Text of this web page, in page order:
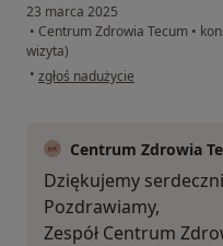
23 marca 2025
• Centrum Zdrowia Tecum •
wizyta)
• w opinii użytkownika Jolanta
zgłoś nadużycie
Centrum Zdrowia
Dziękujemy
Pozdrawiamy,
Zespół Centrum